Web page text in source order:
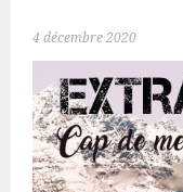
4 décembre 2020